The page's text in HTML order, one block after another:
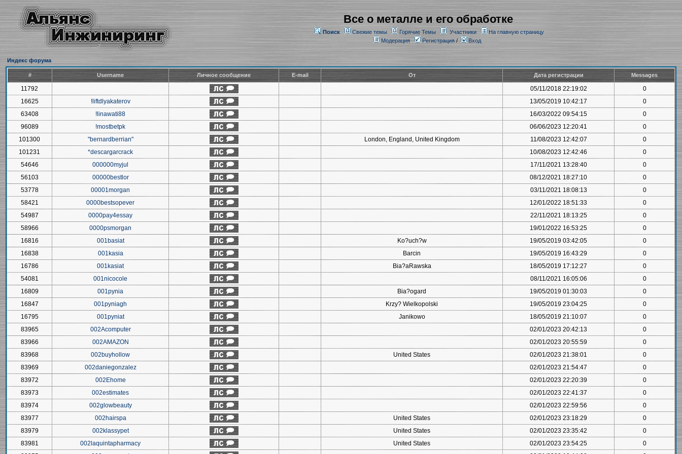
Все о металле и его обработке
Поиск Свежие темы Горячие Темы Участники
На главную страницу
Модерация
Регистрация/ Вход
Индекс форума
# Username Личное сообщение E-mail От Дата регистрации Messages
11792 05/11/2018 22:19:02
0
16625
!liftdlyakaterov 13/05/2019 10:42:17
0
63408
!linawati88 16/03/2022 09:54:15
0
96089
!mostbetpk 06/06/2023 12:20:41
0
101300
"bernardberrian" London, England, United Kingdom 11/08/2023 12:42:07
0
101231
*descargarcrack 10/08/2023 12:42:46
0
54646
000000myjul 17/11/2021 13:28:40
0
56103
00000bestlor 08/12/2021 18:27:10
0
53778
00001morgan 03/11/2021 18:08:13
0
58421
0000bestsopever 12/01/2022 18:51:33
0
54987
0000pay4essay 22/11/2021 18:13:25
0
58966
0000psmorgan 19/01/2022 16:53:25
0
16816
001basiat Ko?uch?w 19/05/2019 03:42:05
0
16838
001kasia Barcin 19/05/2019 16:43:29
0
16786
001kasiat Bia?aRawska 18/05/2019 17:12:27
0
54081
001nicocole 08/11/2021 16:05:06
0
16809
001pynia Bia?ogard 19/05/2019 01:30:03
0
16847
001pyniagh Krzy? Wielkopolski 19/05/2019 23:04:25
0
16795
001pyniat Janikowo 18/05/2019 21:10:07
0
83965
002Acomputer 02/01/2023 20:42:13
0
83966
002AMAZON 02/01/2023 20:55:59
0
83968
002buyhollow United States 02/01/2023 21:38:01
0
83969
002daniegonzalez 02/01/2023 21:54:47
0
83972
002Ehome 02/01/2023 22:20:39
0
83973
002estimates 02/01/2023 22:41:37
0
83974
002glowbeauty 02/01/2023 22:59:56
0
83977
002hairspa United States 02/01/2023 23:18:29
0
83979
002klassypet United States 02/01/2023 23:35:42
0
83981
002laquintapharmacy United States 02/01/2023 23:54:25
0